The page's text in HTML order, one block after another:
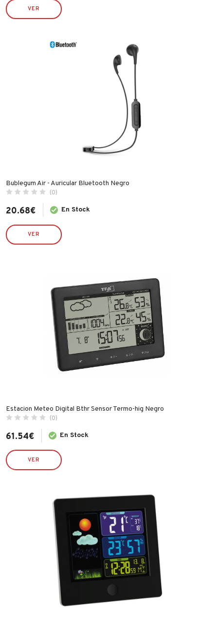
VER
Bublegum Air - Auricular Bluetooth Negro
(0)
20.68€ En Stock
VER
Estacion Meteo Digital Bthr Sensor Termo-hig Negro
(0)
61.54€ En Stock
VER